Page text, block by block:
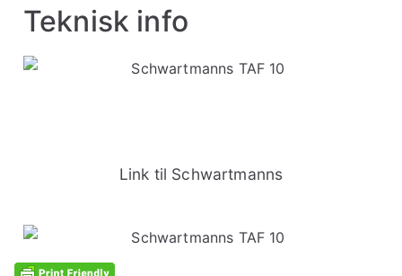
Teknisk info
Link til Schwartmanns